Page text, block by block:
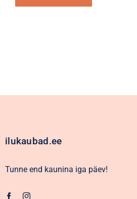
ilukaubad.ee
Tunne end kaunina iga päev!